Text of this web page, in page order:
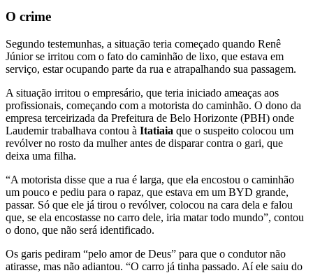
O crime
Segundo testemunhas, a situação teria começado quando Renê
Júnior se irritou com o fato do caminhão de lixo, que estava em
serviço, estar ocupando parte da rua e atrapalhando sua passagem.
A situação irritou o empresário, que teria iniciado ameaças aos
profissionais, começando com a motorista do caminhão. O dono da
empresa terceirizada da Prefeitura de Belo Horizonte (PBH) onde
Laudemir trabalhava contou à Itatiaia que o suspeito colocou um
revólver no rosto da mulher antes de disparar contra o gari, que
deixa uma filha.
“A motorista disse que a rua é larga, que ela encostou o caminhão
um pouco e pediu para o rapaz, que estava em um BYD grande,
passar. Só que ele já tirou o revólver, colocou na cara dela e falou
que, se ela encostasse no carro dele, iria matar todo mundo”, contou
o dono, que não será identificado.
Os garis pediram “pelo amor de Deus” para que o condutor não
atirasse, mas não adiantou. “O carro já tinha passado. Aí ele saiu do